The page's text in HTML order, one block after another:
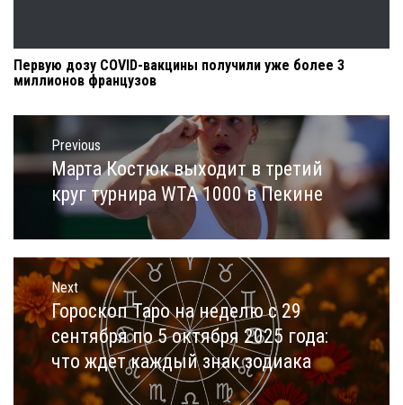
Первую дозу COVID-вакцины получили уже более 3
миллионов французов
Навигация
по
записям
Previous
Previous
post:
Марта Костюк выходит в третий
круг турнира WTA 1000 в Пекине
Next
Next
post:
Гороскоп Таро на неделю с 29
сентября по 5 октября 2025 года:
что ждет каждый знак зодиака